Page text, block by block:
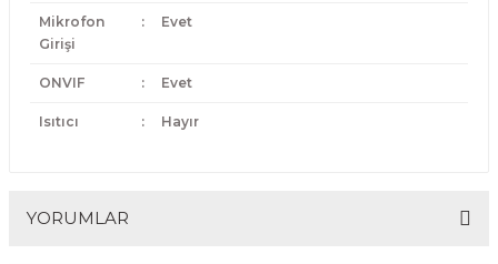
Mikrofon
Girişi
: Evet
ONVIF : Evet
Isıtıcı : Hayır
YORUMLAR